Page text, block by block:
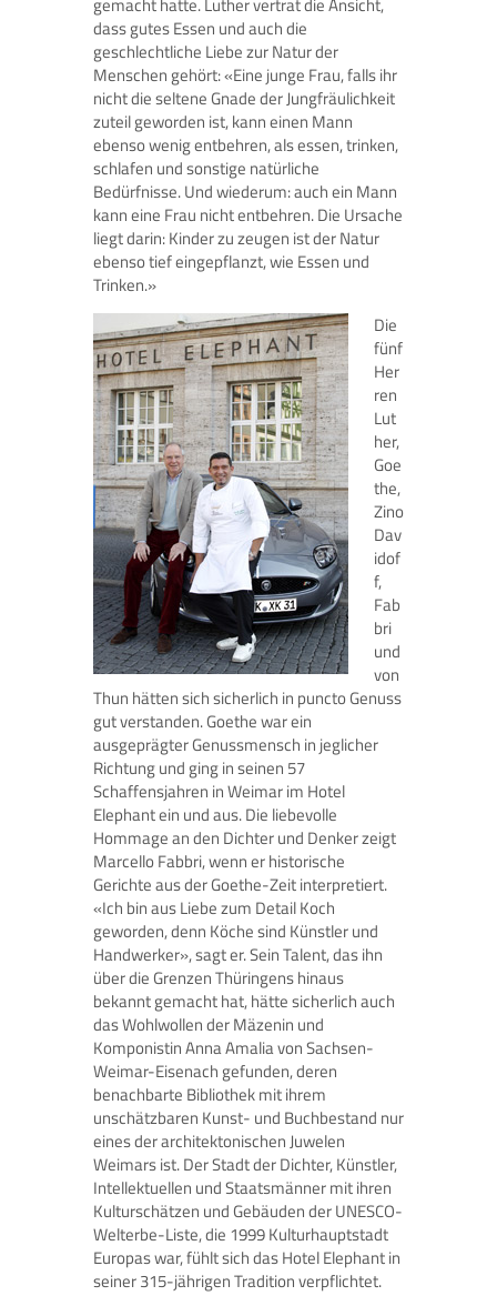
dass gutes Essen und auch die
geschlechtliche Liebe zur Natur der
Menschen gehört: «Eine junge Frau, falls ihr
nicht die seltene Gnade der Jungfräulichkeit
zuteil geworden ist, kann einen Mann
ebenso wenig entbehren, als essen, trinken,
schlafen und sonstige natürliche
Bedürfnisse. Und wiederum: auch ein Mann
kann eine Frau nicht entbehren. Die Ursache
liegt darin: Kinder zu zeugen ist der Natur
ebenso tief eingepflanzt, wie Essen und
Trinken.»
Die
fünf
Her
ren
Lut
her,
Goe
the,
Zino
Dav
idof
f,
Fab
bri
und
von
Thun hätten sich sicherlich in puncto Genuss
gut verstanden. Goethe war ein
ausgeprägter Genussmensch in jeglicher
Richtung und ging in seinen 57
Schaffensjahren in Weimar im Hotel
Elephant ein und aus. Die liebevolle
Hommage an den Dichter und Denker zeigt
Marcello Fabbri, wenn er historische
Gerichte aus der Goethe-Zeit interpretiert.
«Ich bin aus Liebe zum Detail Koch
geworden, denn Köche sind Künstler und
Handwerker», sagt er. Sein Talent, das ihn
über die Grenzen Thüringens hinaus
bekannt gemacht hat, hätte sicherlich auch
das Wohlwollen der Mäzenin und
Komponistin Anna Amalia von Sachsen-
Weimar-Eisenach gefunden, deren
benachbarte Bibliothek mit ihrem
unschätzbaren Kunst- und Buchbestand nur
eines der architektonischen Juwelen
Weimars ist. Der Stadt der Dichter, Künstler,
Intellektuellen und Staatsmänner mit ihren
Kulturschätzen und Gebäuden der UNESCO-
Welterbe-Liste, die 1999 Kulturhauptstadt
Europas war, fühlt sich das Hotel Elephant in
seiner 315-jährigen Tradition verpflichtet.